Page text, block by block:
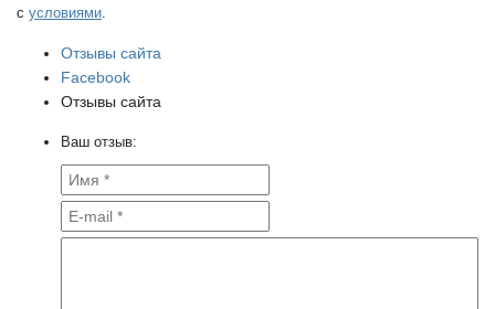
с условиями.
Отзывы сайта
Facebook
Отзывы сайта
Ваш отзыв: